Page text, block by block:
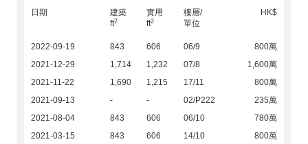
日期
建築
ft2
實用
ft2
樓層/
單位
HK$
2022-09-19 843 606 06/9
800萬
2021-12-29
1,714 1,232 07/8
1,600萬
2021-11-22
1,690 1,215 17/11
800萬
2021-09-13
- - 02/P222
235萬
2021-08-04
843 606 06/10
780萬
2021-03-15
843 606 14/10
800萬